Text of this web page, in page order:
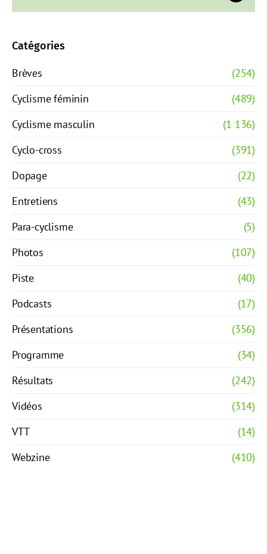
Catégories
Brèves
(254)
Cyclisme féminin
(489)
Cyclisme masculin
(1 136)
Cyclo-cross
(391)
Dopage
(22)
Entretiens
(43)
Para-cyclisme
(5)
Photos
(107)
Piste
(40)
Podcasts
(17)
Présentations
(356)
Programme
(34)
Résultats
(242)
Vidéos
(314)
VTT
(14)
Webzine
(410)